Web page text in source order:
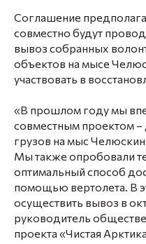
Соглашение
совместно будут
вывоз собранных
объектов на мысе
участвовать в
«В прошлом году мы
совместным проектом –
грузов на мыс
Мы также опробовали
оптимальный способ
помощью вертолета. В
осуществить вывоз в
руководитель
проекта «Чистая